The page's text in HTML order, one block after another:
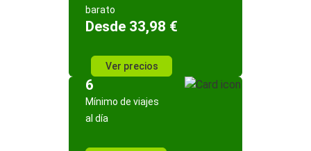
barato
Desde 33,98 €
Ver precios
6
Mínimo de viajes
al día